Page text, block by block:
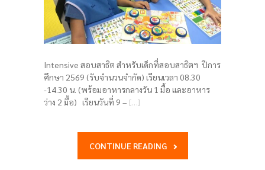
Intensive สอบสาธิต สำหรับเด็กที่สอบสาธิตฯ ปีการ
ศึกษา 2569 (รับจำนวนจำกัด) เรียนเวลา 08.30
-14.30 น. (พร้อมอาหารกลางวัน 1 มื้อ และอาหาร
ว่าง 2 มื้อ) เรียนวันที่ 9 – […]
CONTINUE READING